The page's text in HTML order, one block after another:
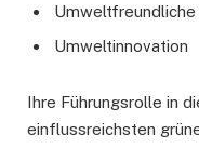
Umweltfreundliche
Umweltinnovation
Ihre Führungsrolle in
einflussreichsten